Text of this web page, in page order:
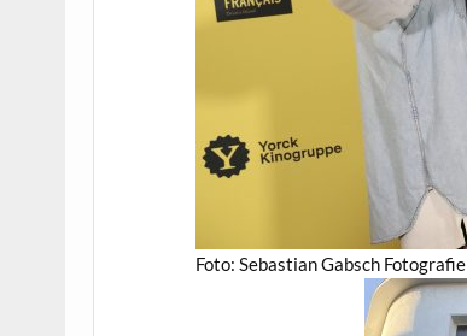
Foto: Sebastian Gabsch Fotografie